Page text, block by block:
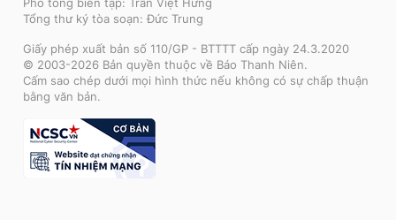
Tổng thư ký tòa soạn: Đức Trung
Giấy phép xuất bản số 110/GP - BTTTT cấp ngày 24.3.2020
© 2003-2026 Bản quyền thuộc về Báo Thanh Niên.
Cấm sao chép dưới mọi hình thức nếu không có sự chấp thuận
bằng văn bản.